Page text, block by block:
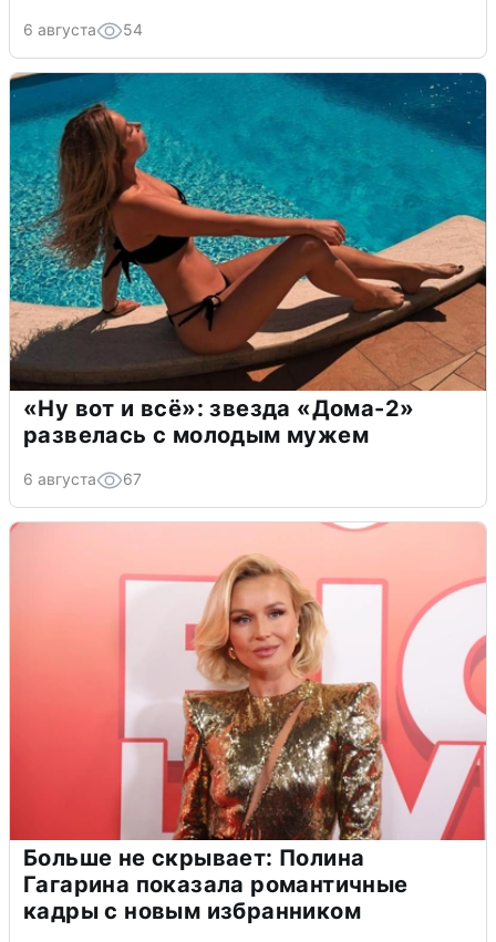
6 августа 54
«Ну вот и всё»: звезда «Дома-2»
развелась с молодым мужем
6 августа 67
Больше не скрывает: Полина
Гагарина показала романтичные
кадры с новым избранником